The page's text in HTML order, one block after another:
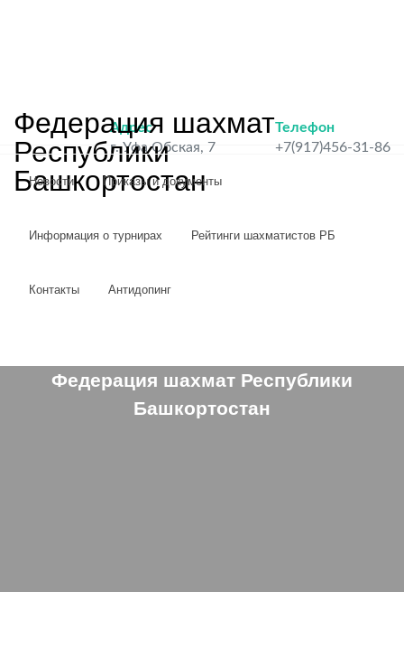
Федерация шахмат
Республики
Башкортостан
Адрес
г. Уфа Обская, 7
Телефон
+7(917)456-31-86
Новости Приказы и документы
Информация о турнирах Рейтинги шахматистов РБ
Контакты Антидопинг
Федерация шахмат Республики
Башкортостан